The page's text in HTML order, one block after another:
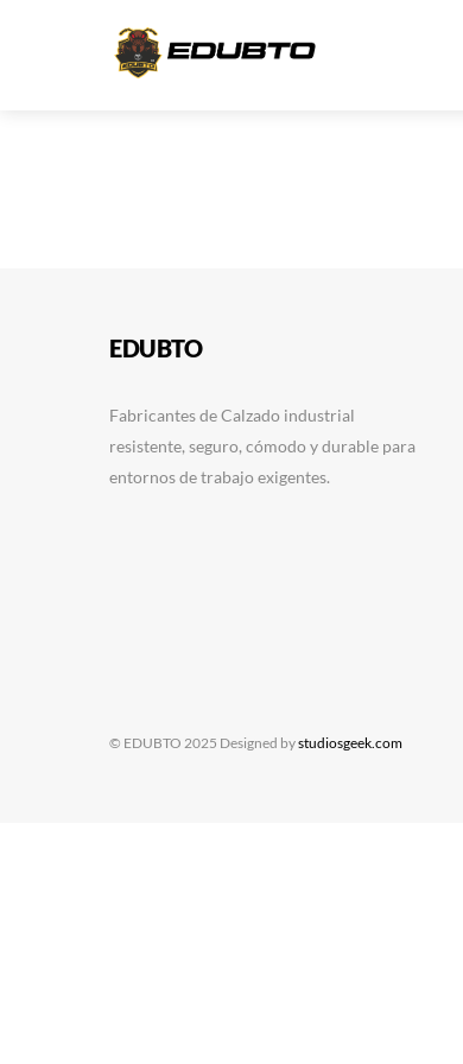
EDUBTO
Fabricantes de Calzado industrial
resistente, seguro, cómodo y durable para
entornos de trabajo exigentes.
© EDUBTO 2025 Designed bystudiosgeek.com